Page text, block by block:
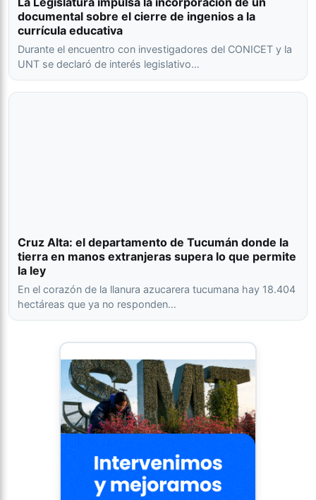
documental sobre el cierre de ingenios a la
currícula educativa
Durante el encuentro con investigadores del CONICET y la
UNT se declaró de interés legislativo…
Cruz Alta: el departamento de Tucumán donde la
tierra en manos extranjeras supera lo que permite
la ley
En el corazón de la llanura azucarera tucumana hay 18.404
hectáreas que ya no responden…